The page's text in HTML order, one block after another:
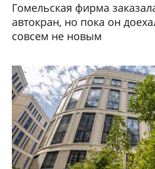
Гомельская фирма
автокран, но пока он
совсем не новым